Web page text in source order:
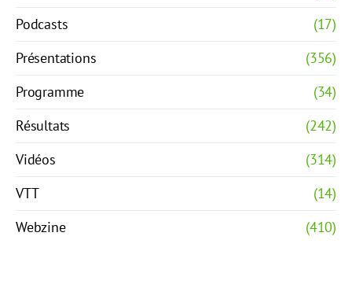
Podcasts
(17)
Présentations
(356)
Programme
(34)
Résultats
(242)
Vidéos
(314)
VTT
(14)
Webzine
(410)